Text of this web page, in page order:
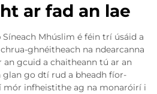
ar fad an lae
Mhúslim é féin trí úsáid a
ghnéitheach na ndearcanna
gcuid a chaitheann tú ar an
glan go dtí rud a bheadh fíor-
mór infheistithe ag na monaróirí i